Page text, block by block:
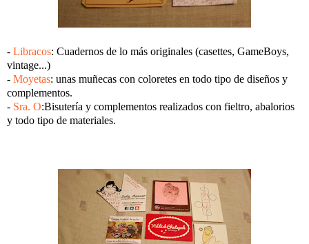
- Libracos: Cuadernos de lo más originales (casettes, GameBoys,
vintage...)
- Moyetas: unas muñecas con coloretes en todo tipo de diseños y
complementos.
- Sra. O:Bisutería y complementos realizados con fieltro, abalorios
y todo tipo de materiales.